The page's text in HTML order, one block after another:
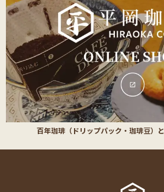
百年珈琲（ドリップパック・珈琲豆）